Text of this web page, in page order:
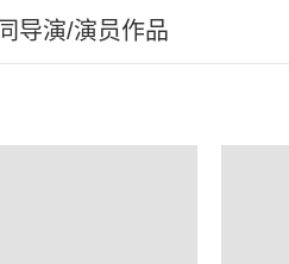
同导演/演员作品